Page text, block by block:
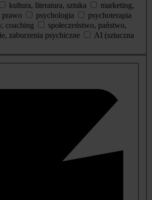
kultura, literatura, sztuka
marketing,
prawo psychologia
psychoterapia
coaching
społeczeństwo, państwo,
zaburzenia psychiczne
AI (sztuczna